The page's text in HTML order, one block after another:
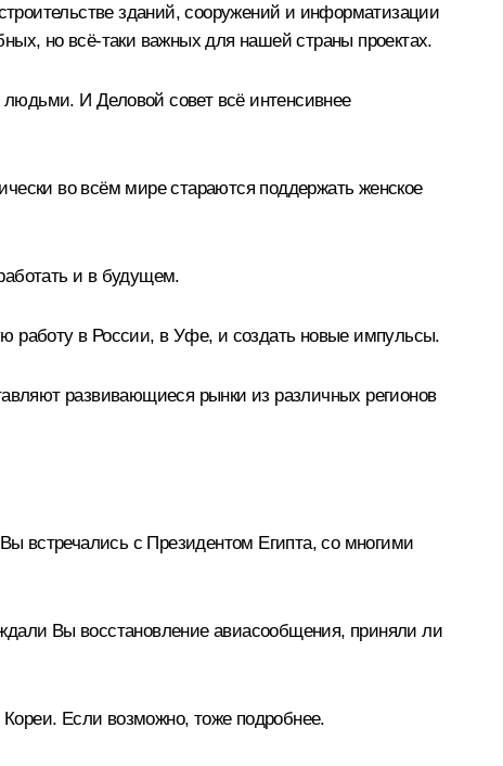
зданий, сооружений и информатизации
но всё-таки важных для нашей страны проектах.
И Деловой совет всё интенсивнее
во всём мире стараются поддержать женское
и в будущем.
работу в России, в Уфе, и создать новые импульсы.
развивающиеся рынки из различных регионов
встречались с Президентом Египта, со многими
Вы восстановление авиасообщения, приняли ли
Если возможно, тоже подробнее.